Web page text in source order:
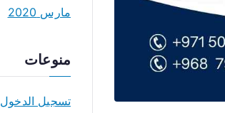
مارس 2020
منوعات
تسجيل الدخول